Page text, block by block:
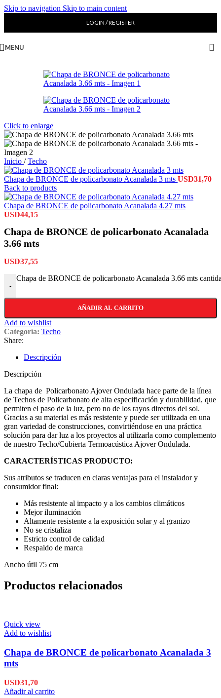
Skip to navigation Skip to main content
LOGIN / REGISTER
MENU
Click to enlarge
Inicio / Techo
Chapa de BRONCE de policarbonato Acanalada 3 mts USD31,70
Back to products
Chapa de BRONCE de policarbonato Acanalada 4.27 mts
USD44,15
Chapa de BRONCE de policarbonato Acanalada
3.66 mts
USD37,55
-
Chapa de BRONCE de policarbonato Acanalada 3.66 mts
AÑADIR AL CARRITO
Add to wishlist
Categoría: Techo
Share:
Descripción
Descripción
La chapa de Policarbonato Ajover Ondulada hace parte de la línea
de Techos de Policarbonato de alta especificación y durabilidad, que
permiten el paso de la luz, pero no de los rayos directos del sol.
Gracias a su material es más resistente y puede ser utilizada en una
gran variedad de construcciones, convirtiéndose en una práctica
solución para dar luz a los proyectos al utilizarla como complemento
de nuestro Techo/Cubierta Termoacústica Ajover Ondulada.
CARACTERÍSTICAS PRODUCTO:
Sus atributos se traducen en claras ventajas para el instalador y
consumidor final:
Más resistente al impacto y a los cambios climáticos
Mejor iluminación
Altamente resistente a la exposición solar y al granizo
No se cristaliza
Estricto control de calidad
Respaldo de marca
Ancho útil 75 cm
Productos relacionados
Quick view
Add to wishlist
Chapa de BRONCE de policarbonato Acanalada 3
mts
USD31,70
Añadir al carrito